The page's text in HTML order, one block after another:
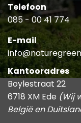
Telefoon
085 - 00 41 774
E-mail
Kantooradres
Boylestraat 22
6718 XM Ede (Wij
België en